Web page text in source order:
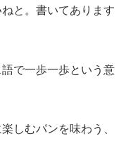
と。書いてあります
で一歩一歩という意
しむパンを味わう、